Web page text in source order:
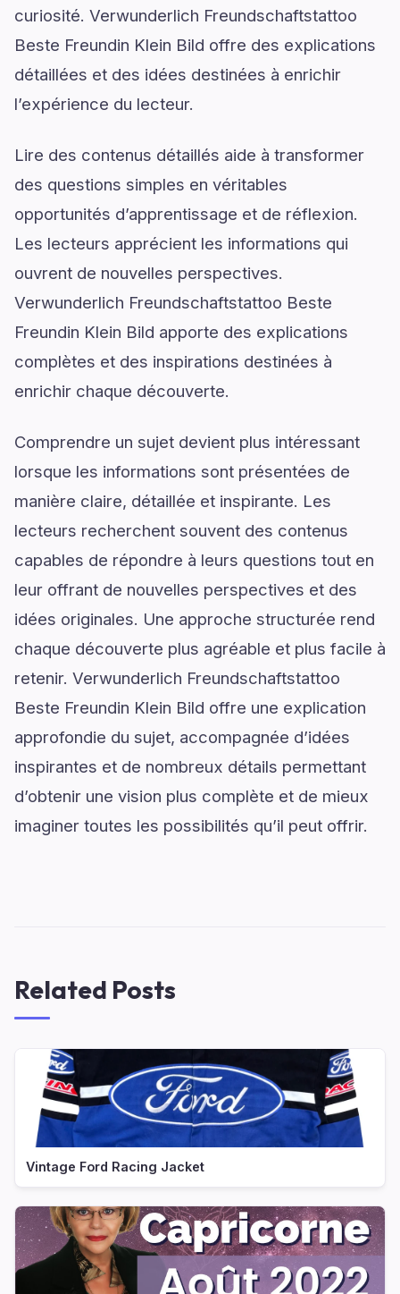
curiosité. Verwunderlich Freundschaftstattoo
Beste Freundin Klein Bild offre des explications
détaillées et des idées destinées à enrichir
l’expérience du lecteur.
Lire des contenus détaillés aide à transformer
des questions simples en véritables
opportunités d’apprentissage et de réflexion.
Les lecteurs apprécient les informations qui
ouvrent de nouvelles perspectives.
Verwunderlich Freundschaftstattoo Beste
Freundin Klein Bild apporte des explications
complètes et des inspirations destinées à
enrichir chaque découverte.
Comprendre un sujet devient plus intéressant
lorsque les informations sont présentées de
manière claire, détaillée et inspirante. Les
lecteurs recherchent souvent des contenus
capables de répondre à leurs questions tout en
leur offrant de nouvelles perspectives et des
idées originales. Une approche structurée rend
chaque découverte plus agréable et plus facile à
retenir. Verwunderlich Freundschaftstattoo
Beste Freundin Klein Bild offre une explication
approfondie du sujet, accompagnée d’idées
inspirantes et de nombreux détails permettant
d’obtenir une vision plus complète et de mieux
imaginer toutes les possibilités qu’il peut offrir.
Related Posts
Vintage Ford Racing Jacket